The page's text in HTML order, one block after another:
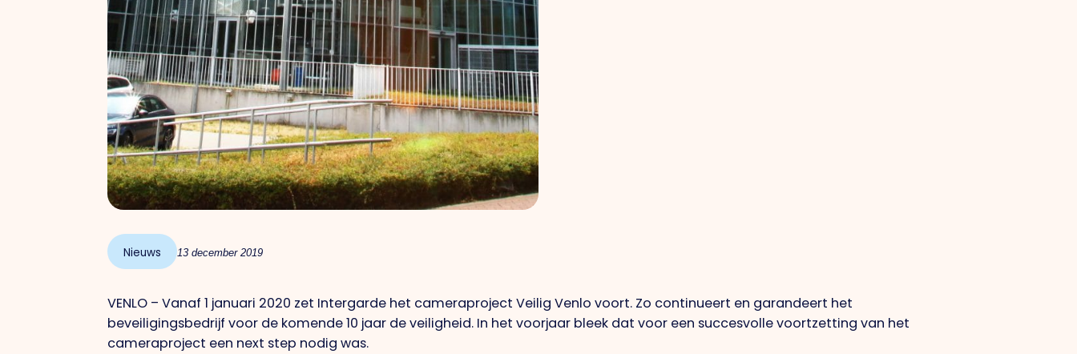
Nieuws 13 december 2019
VENLO – Vanaf 1 januari 2020 zet Intergarde het cameraproject Veilig Venlo voort. Zo continueert en garandeert het
beveiligingsbedrijf voor de komende 10 jaar de veiligheid. In het voorjaar bleek dat voor een succesvolle voortzetting van het
cameraproject een next step nodig was.